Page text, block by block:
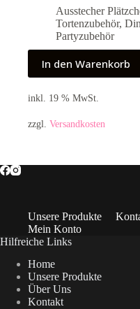
Ausstecher
Tortenzubehör,
Partyzubehör
In den Warenkorb
inkl. 19 % MwSt.
zzgl. Versandkosten
Unsere Produkte
Mein Konto
Hilfreiche Links
Home
Unsere Produkte
Über Uns
Kontakt